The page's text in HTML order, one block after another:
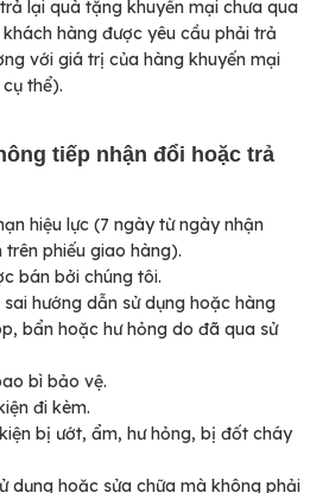
lại quà tặng khuyến mại chưa qua
hàng được yêu cầu phải trả
với giá trị của hàng khuyến mại
thể).
tiếp nhận đổi hoặc trả
hiệu lực (7 ngày từ ngày nhận
phiếu giao hàng).
bán bởi chúng tôi.
hướng dẫn sử dụng hoặc hàng
bẩn hoặc hư hỏng do đã qua sử
bì bảo vệ.
đi kèm.
bị ướt, ẩm, hư hỏng, bị đốt cháy
dụng hoặc sửa chữa mà không phải